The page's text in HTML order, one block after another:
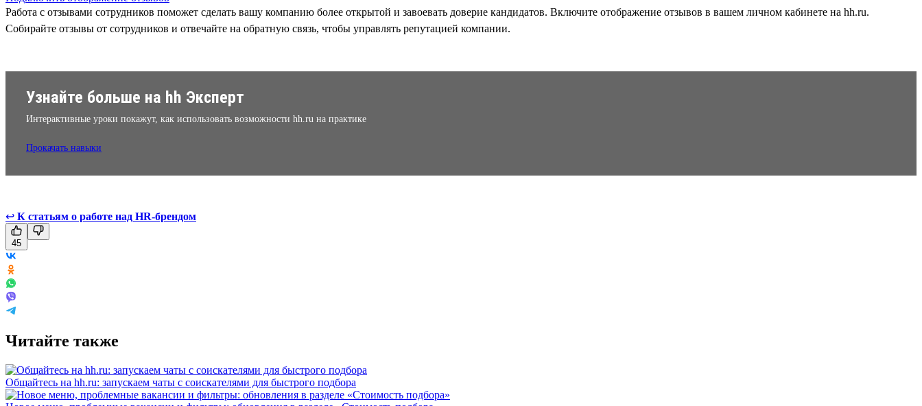
Работа с отзывами сотрудников поможет сделать вашу компанию более открытой и завоевать доверие кандидатов. Включите отображение отзывов в вашем личном кабинете на hh.ru.
Собирайте отзывы от сотрудников и отвечайте на обратную связь, чтобы управлять репутацией компании.
Узнайте больше на hh Эксперт
Интерактивные уроки покажут, как использовать возможности hh.ru на практике
Прокачать навыки
↩ К статьям о работе над HR-брендом
45
Читайте также
Общайтесь на hh.ru: запускаем чаты с соискателями для быстрого подбора